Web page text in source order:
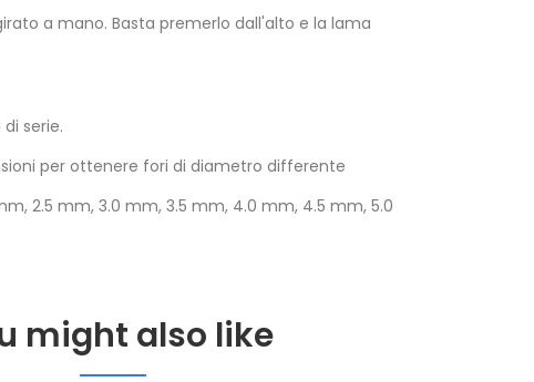
a mano. Basta premerlo dall'alto e la lama
serie.
per ottenere fori di diametro differente
2.5 mm, 3.0 mm, 3.5 mm, 4.0 mm, 4.5 mm, 5.0
might also like